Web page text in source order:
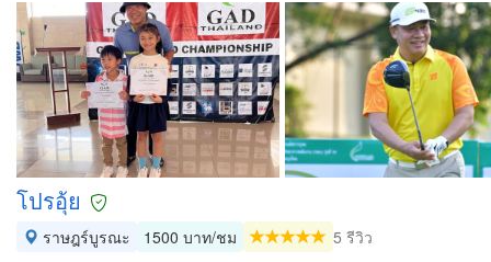
โปรอุ้ย
ราษฎร์บูรณะ 1500 บาท/ชม
5 รีวิว